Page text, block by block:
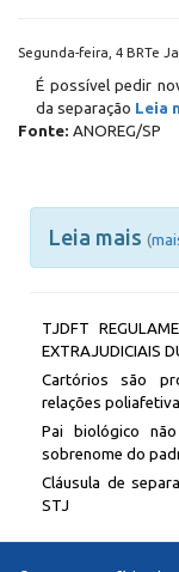
Segunda-feira, 4 BRTe
É possível pedir
da separação Leia
Fonte: ANOREG/SP
Leia mais (
TJDFT
EXTRAJUDICIAIS
Cartórios são
relações
Pai biológico
sobrenome do
Cláusula de
STJ